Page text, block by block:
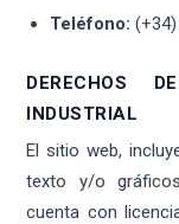
Teléfono:
DERECHOS
INDUSTRIAL
El sitio web,
texto y/o
cuenta con